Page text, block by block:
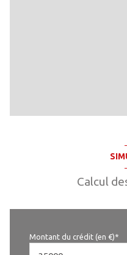
Calcul
Montant du crédit (en €)*